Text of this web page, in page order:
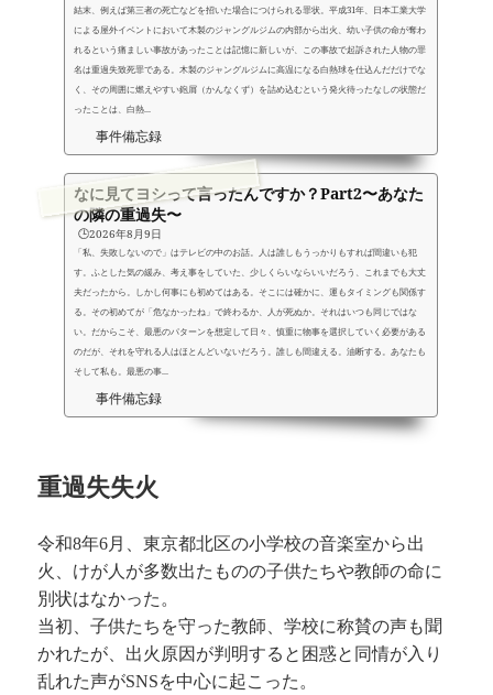
結末、例えば第三者の死亡などを招いた場合につけられる罪状。平成31年、日本工業大学
による屋外イベントにおいて木製のジャングルジムの内部から出火、幼い子供の命が奪わ
れるという痛ましい事故があったことは記憶に新しいが、この事故で起訴された人物の罪
名は重過失致死罪である。木製のジャングルジムに高温になる白熱球を仕込んだだけでな
く、その周囲に燃えやすい鉋屑（かんなくず）を詰め込むという発火待ったなしの状態だ
ったことは、白熱...
事件備忘録
なに見てヨシって言ったんですか？Part2〜あなた
の隣の重過失〜
🕒️2026年8月9日
「私、失敗しないので」はテレビの中のお話。人は誰しもうっかりもすれば間違いも犯
す。ふとした気の緩み、考え事をしていた、少しくらいならいいだろう、これまでも大丈
夫だったから。しかし何事にも初めてはある。そこには確かに、運もタイミングも関係す
る。その初めてが「危なかったね」で終わるか、人が死ぬか。それはいつも同じではな
い。だからこそ、最悪のパターンを想定して日々、慎重に物事を選択していく必要がある
のだが、それを守れる人はほとんどいないだろう。誰しも間違える。油断する。あなたも
そして私も。最悪の事...
事件備忘録
重過失失火
令和8年6月、東京都北区の小学校の音楽室から出
火、けが人が多数出たものの子供たちや教師の命に
別状はなかった。
当初、子供たちを守った教師、学校に称賛の声も聞
かれたが、出火原因が判明すると困惑と同情が入り
乱れた声がSNSを中心に起こった。